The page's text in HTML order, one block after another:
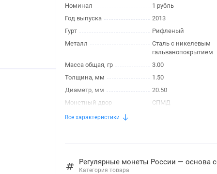
Номинал
1 рубль
Год выпуска
2013
Гурт
Рифленый
Металл
Сталь с никелевым
гальванопокрытием
Масса общая, гр
3.00
Толщина, мм
1.50
Диаметр, мм
20.50
Монетный двор
СПМД
Все характеристики
Регулярные монеты России — основа
Категория товара